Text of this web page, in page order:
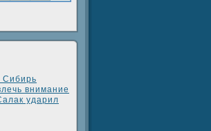
Сибирь
внимание
ударил